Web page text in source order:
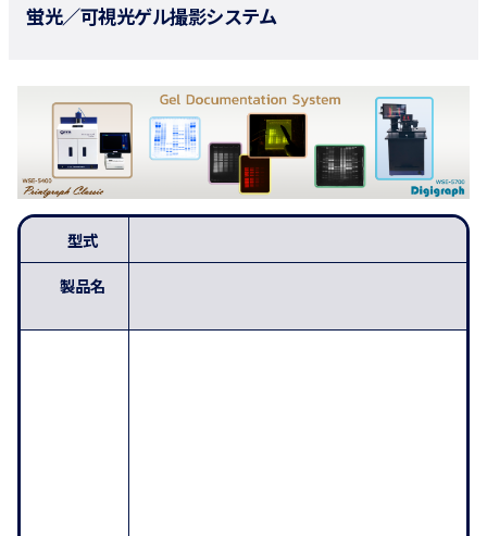
蛍光／可視光ゲル撮影システム
型式
製品名